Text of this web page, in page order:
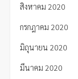
สิงหาคม 2020
กรกฎาคม 2020
มิถุนายน 2020
มีนาคม 2020